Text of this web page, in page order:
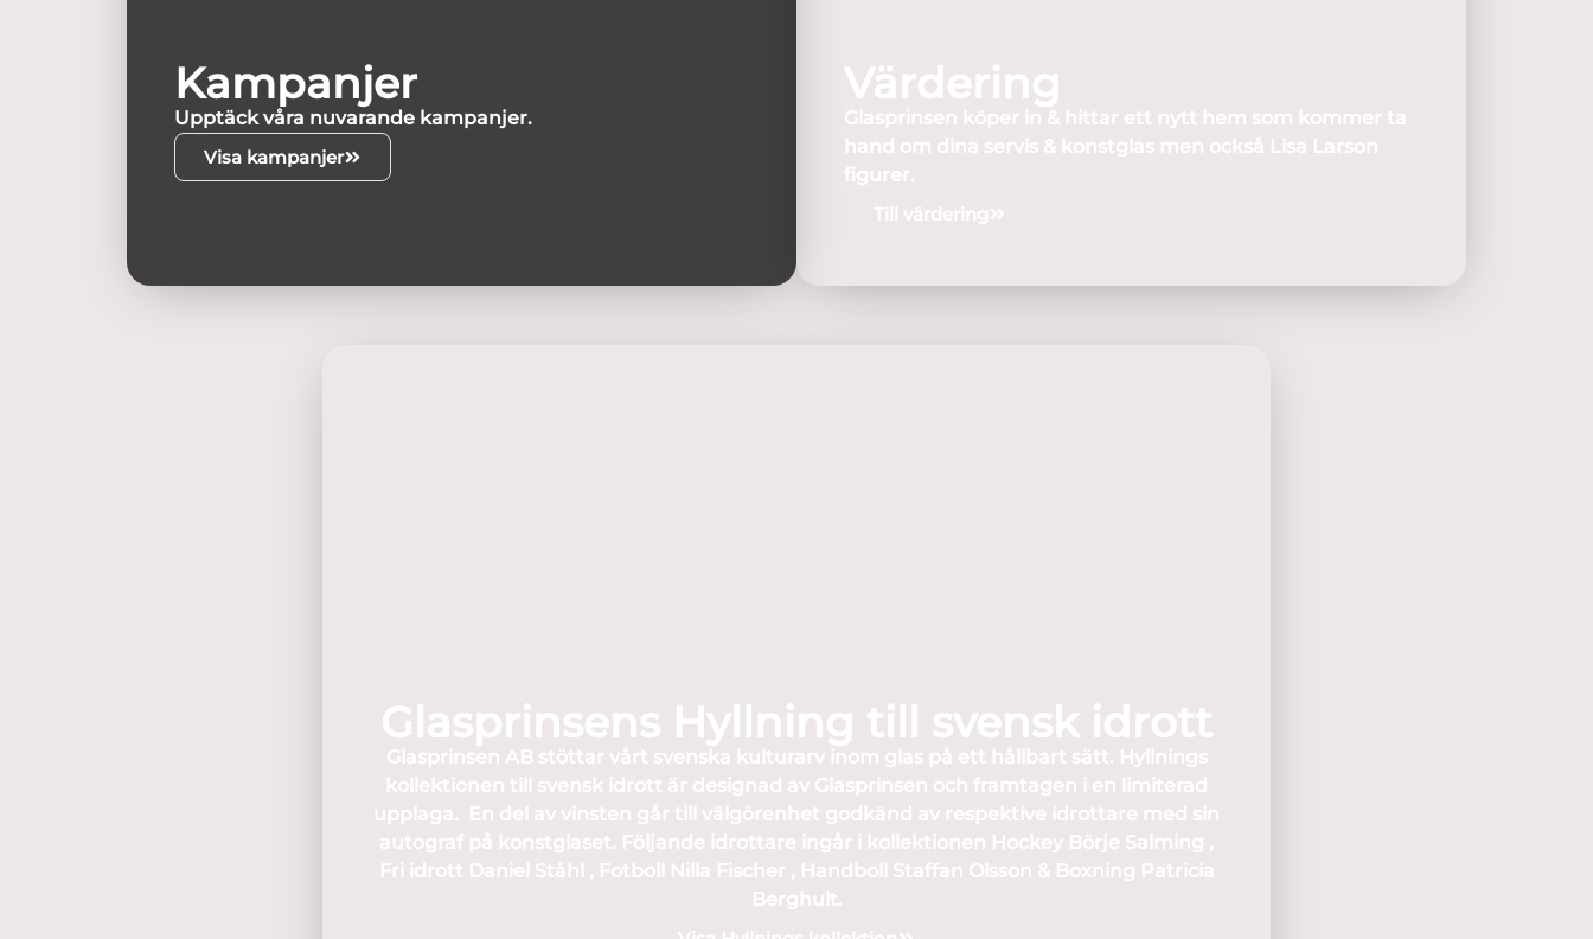
Kampanjer
Upptäck våra nuvarande kampanjer.
Visa kampanjer
Värdering
Glasprinsen köper in & hittar ett nytt hem som kommer ta
hand om dina servis & konstglas men också Lisa Larson
figurer.
Till värdering
Glasprinsens Hyllning till svensk idrott
Glasprinsen AB stöttar vårt svenska kulturarv inom glas på ett hållbart sätt. Hyllnings
kollektionen till svensk idrott är designad av Glasprinsen och framtagen i en limiterad
upplaga. En del av vinsten går till välgörenhet godkänd av respektive idrottare med sin
autograf på konstglaset. Följande idrottare ingår i kollektionen Hockey Börje Salming ,
Fri idrott Daniel Ståhl , Fotboll Nilla Fischer , Handboll Staffan Olsson & Boxning Patricia
Berghult.